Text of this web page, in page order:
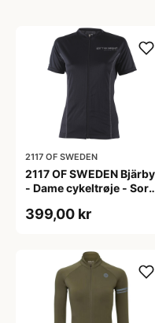
2117 OF SWEDEN
2117 OF SWEDEN Bjärby
- Dame cykeltrøje - Sort
399,00 kr